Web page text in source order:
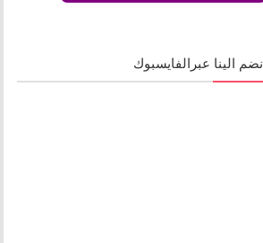
انضم الينا عبرالفايسبوك